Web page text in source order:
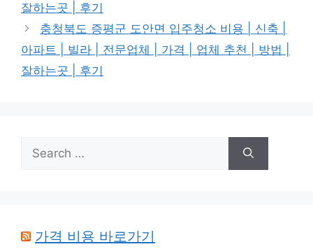
잘하는곳 | 후기
충청북도 증평군 도안면 입주청소 비용 | 신축 |
아파트 | 빌라 | 전문업체 | 가격 | 업체 추천 | 방법 |
잘하는곳 | 후기
Search
for:
가격 비용 바로가기